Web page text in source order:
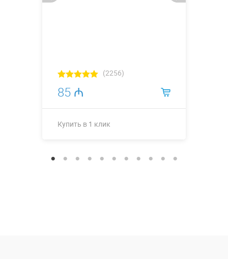
(2256)
85 ₼
Купить в 1 клик